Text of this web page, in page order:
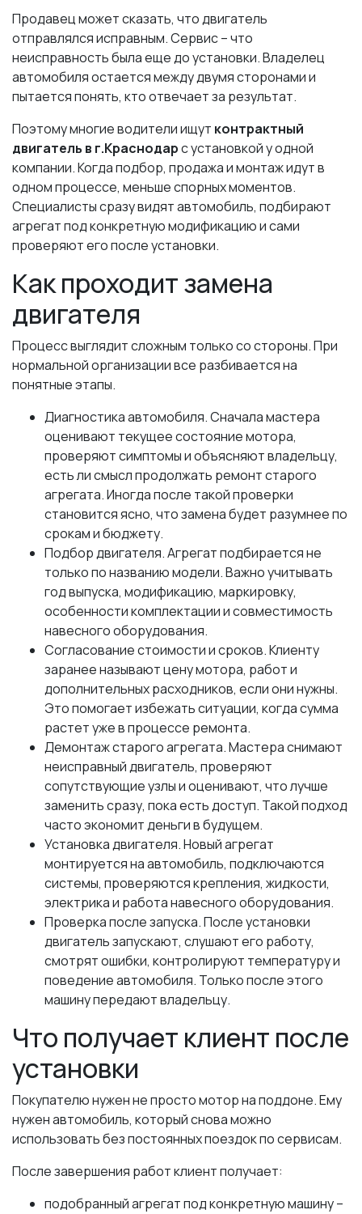
Продавец может сказать, что двигатель
отправлялся исправным. Сервис – что
неисправность была еще до установки. Владелец
автомобиля остается между двумя сторонами и
пытается понять, кто отвечает за результат.
Поэтому многие водители ищут контрактный
двигатель в г.Краснодарс установкой у одной
компании. Когда подбор, продажа и монтаж идут в
одном процессе, меньше спорных моментов.
Специалисты сразу видят автомобиль, подбирают
агрегат под конкретную модификацию и сами
проверяют его после установки.
Как проходит замена
двигателя
Процесс выглядит сложным только со стороны. При
нормальной организации все разбивается на
понятные этапы.
Диагностика автомобиля. Сначала мастера
оценивают текущее состояние мотора,
проверяют симптомы и объясняют владельцу,
есть ли смысл продолжать ремонт старого
агрегата. Иногда после такой проверки
становится ясно, что замена будет разумнее по
срокам и бюджету.
Подбор двигателя. Агрегат подбирается не
только по названию модели. Важно учитывать
год выпуска, модификацию, маркировку,
особенности комплектации и совместимость
навесного оборудования.
Согласование стоимости и сроков. Клиенту
заранее называют цену мотора, работ и
дополнительных расходников, если они нужны.
Это помогает избежать ситуации, когда сумма
растет уже в процессе ремонта.
Демонтаж старого агрегата. Мастера снимают
неисправный двигатель, проверяют
сопутствующие узлы и оценивают, что лучше
заменить сразу, пока есть доступ. Такой подход
часто экономит деньги в будущем.
Установка двигателя. Новый агрегат
монтируется на автомобиль, подключаются
системы, проверяются крепления, жидкости,
электрика и работа навесного оборудования.
Проверка после запуска. После установки
двигатель запускают, слушают его работу,
смотрят ошибки, контролируют температуру и
поведение автомобиля. Только после этого
машину передают владельцу.
Что получает клиент после
установки
Покупателю нужен не просто мотор на поддоне. Ему
нужен автомобиль, который снова можно
использовать без постоянных поездок по сервисам.
После завершения работ клиент получает:
подобранный агрегат под конкретную машину –